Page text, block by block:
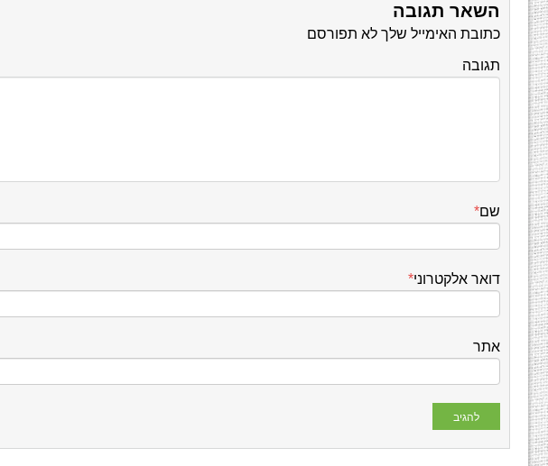
השאר תגובה
כתובת האימייל שלך לא תפורסם
תגובה
שם*
דואר אלקטרוני*
אתר